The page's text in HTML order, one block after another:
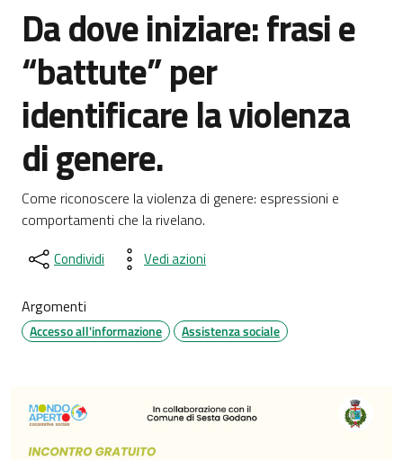
Da dove iniziare: frasi e
“battute” per
identificare la violenza
di genere.
Come riconoscere la violenza di genere: espressioni e
comportamenti che la rivelano.
Condividi Vedi azioni
Argomenti
Accesso all'informazione Assistenza sociale